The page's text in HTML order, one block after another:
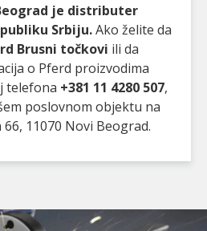
Beograd je distributer
Srbiju.Ako želite da
Brusni točkovi ili da
o Pferd proizvodima
telefona +381 11 4280 507,
poslovnom objektu na
11070 Novi Beograd.